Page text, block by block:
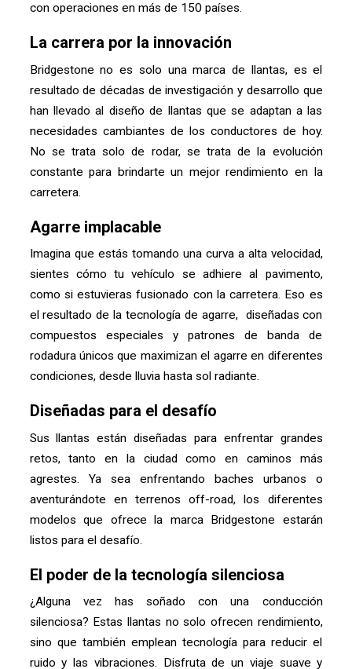
con operaciones en más de 150 países.
La carrera por la innovación
Bridgestone no es solo una marca de llantas, es el
resultado de décadas de investigación y desarrollo que
han llevado al diseño de llantas que se adaptan a las
necesidades cambiantes de los conductores de hoy.
No se trata solo de rodar, se trata de la evolución
constante para brindarte un mejor rendimiento en la
carretera.
Agarre implacable
Imagina que estás tomando una curva a alta velocidad,
sientes cómo tu vehículo se adhiere al pavimento,
como si estuvieras fusionado con la carretera. Eso es
el resultado de la tecnología de agarre, diseñadas con
compuestos especiales y patrones de banda de
rodadura únicos que maximizan el agarre en diferentes
condiciones, desde lluvia hasta sol radiante.
Diseñadas para el desafío
Sus llantas están diseñadas para enfrentar grandes
retos, tanto en la ciudad como en caminos más
agrestes. Ya sea enfrentando baches urbanos o
aventurándote en terrenos off-road, los diferentes
modelos que ofrece la marca Bridgestone estarán
listos para el desafío.
El poder de la tecnología silenciosa
¿Alguna vez has soñado con una conducción
silenciosa? Estas llantas no solo ofrecen rendimiento,
sino que también emplean tecnología para reducir el
ruido y las vibraciones. Disfruta de un viaje suave y